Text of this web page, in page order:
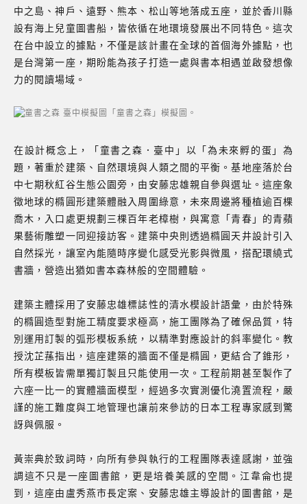
中之島、神戶、遠野、熊本、松山等地落成五座，並於香川縣
設有海上兒童圖書船，皆依循在地環境發展出不同特色。這次
在台中設立的據點，不僅是該計畫在全球的首個海外據點，也
是台灣第一座，期盼能為孩子打造一處與書本相遇並啟發想像
力的閱讀場域。
「童書之森」模擬圖。
在設計概念上，「童書之森．臺中」以「為未來孵的蛋」為
題，著重於建築、自然環境與人類之間的平衡。基地座落於台
中七期秋紅谷生態公園旁，由安藤忠雄親自參與選址。這座象
徵地球的橢圓形建築體融入周圍綠意，未來周邊將種植逾百棵
喬木，入口處更規劃三棵百年老樟樹，與寓意「青春」的青蘋
果藝術雕塑一同迎接訪客。建築中央則透過橢圓天井設計引入
自然採光，讓室內能隨時序變化感受光影與微風，搭配環繞式
書牆，營造出猶如書本森林般的空間體驗。
建築主體採用了安藤忠雄標誌性的清水模設計語彙，由於特殊
的橢圓造型對施工精度要求極高，施工團隊為了確保品質，特
別運用訂製的弧形模板系統，以精準對應設計的斜率變化。教
授沈芷蓀指出，這座建築的牆面不僅是橢圓，更結合了錐形，
所有模板皆需單獨訂製且只能使用一次。工程前期甚至製作了
六座一比一的實體牆面模型，經過多次實測優化澆置流程，嚴
謹的施工難度與工地管理也讓前來參訪的日本工程專家感到驚
訝與佩服。
黃崇典於致詞時，向所有參與執行的工程團隊表達感謝，並強
調這不只是一座圖書館，更是培養美感的空間。江韋侖也提
到，這座由盧秀燕市長定案、安藤忠雄主導設計的圖書館，是